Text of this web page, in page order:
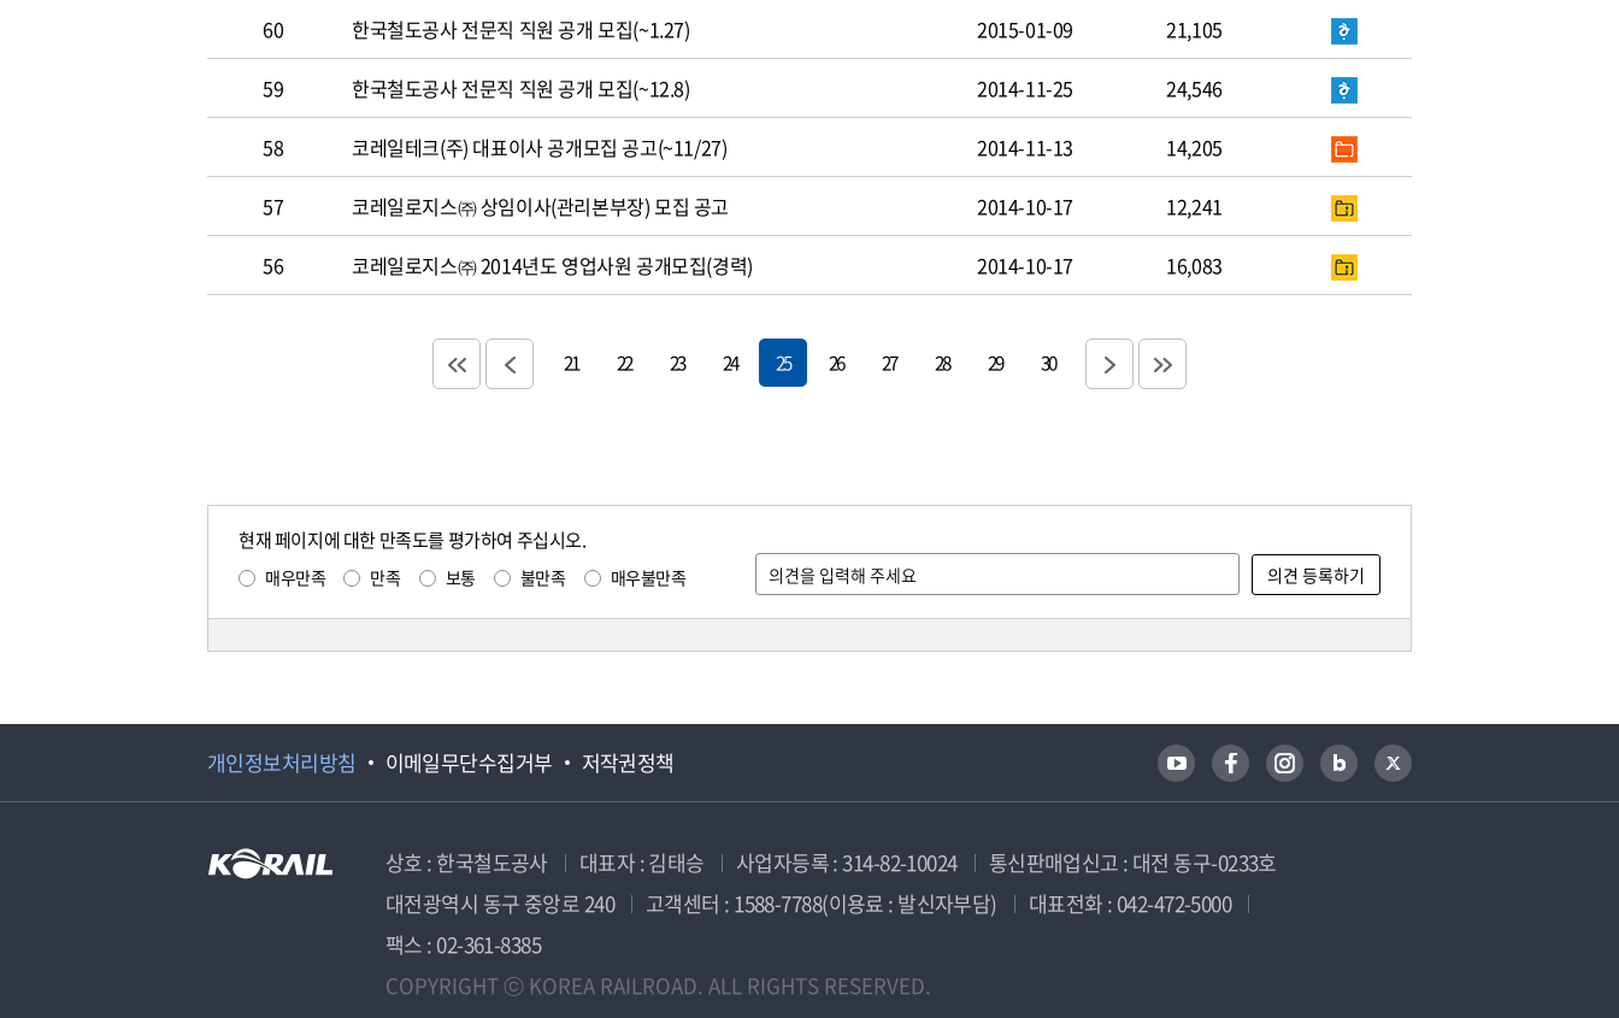
60 한국철도공사 전문직 직원 공개 모집(~1.27) 2015-01-09 21,105
59 한국철도공사 전문직 직원 공개 모집(~12.8) 2014-11-25 24,546
58 코레일테크(주) 대표이사 공개모집 공고(~11/27) 2014-11-13 14,205
57 코레일로지스㈜ 상임이사(관리본부장) 모집 공고 2014-10-17 12,241
56 코레일로지스㈜ 2014년도 영업사원 공개모집(경력) 2014-10-17 16,083
21 22 23 24 25 26 27 28 29 30
현재 페이지에 대한 만족도를 평가하여 주십시오.
매우만족 만족 보통 불만족 매우불만족
개인정보처리방침 이메일무단수집거부 저작권정책
상호 : 한국철도공사 대표자 : 김태승 사업자등록 : 314-82-10024
통신판매업신고 : 대전 동구-0233호
대전광역시 동구 중앙로 240
고객센터 : 1588-7788(이용료 : 발신자부담)
대표전화 : 042-472-5000
팩스 : 02-361-8385
COPYRIGHT ⓒ KOREA RAILROAD. ALL RIGHTS RESERVED.